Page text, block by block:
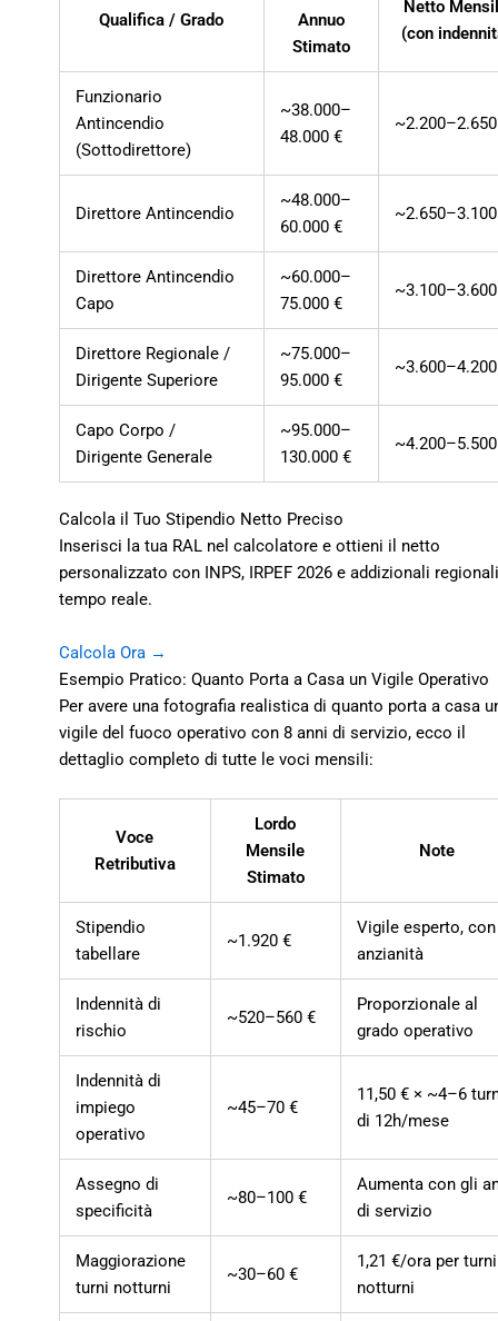
Qualifica / Grado
Annuo
Stimato
Netto
(con
Funzionario
Antincendio
(Sottodirettore)
~38.000–
48.000 €
Direttore Antincendio
~48.000–
60.000 €
Direttore Antincendio
Capo
~60.000–
75.000 €
Direttore Regionale /
Dirigente Superiore
~75.000–
95.000 €
Capo Corpo /
Dirigente Generale
~95.000–
130.000 €
Calcola il Tuo Stipendio Netto Preciso
Inserisci la tua RAL nel calcolatore e ottieni il netto
personalizzato con INPS, IRPEF 2026 e addizionali
tempo reale.
Calcola Ora →
Esempio Pratico: Quanto Porta a Casa un Vigile Operativo
Per avere una fotografia realistica di quanto porta a casa
vigile del fuoco operativo con 8 anni di servizio, ecco il
dettaglio completo di tutte le voci mensili:
Voce
Retributiva
Lordo
Mensile
Stimato
Note
Stipendio
tabellare
~1.920 €
Vigile esperto, con
anzianità
Indennità di
rischio
~520–560 €
Proporzionale al
grado operativo
Indennità di
impiego
operativo
~45–70 €
11,50 € × ~4–6
di 12h/mese
Assegno di
specificità
~80–100 €
Aumenta con gli
di servizio
Maggiorazione
turni notturni
~30–60 €
1,21 €/ora per turni
notturni